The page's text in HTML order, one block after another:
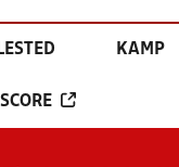
KAMP